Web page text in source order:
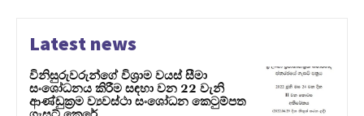
Latest news
විනිසුරුවරුන්ගේ විශ්‍රාම වයස් සීමා
සංශෝධනය කිරීම සඳහා වන 22 වැනි
ආණ්ඩුක්‍රම ව්‍යවස්ථා සංශෝධන කෙටුම්පත